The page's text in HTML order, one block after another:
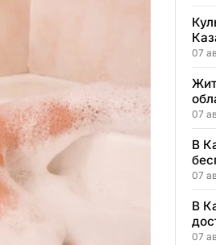
07
07
В
07
В
07